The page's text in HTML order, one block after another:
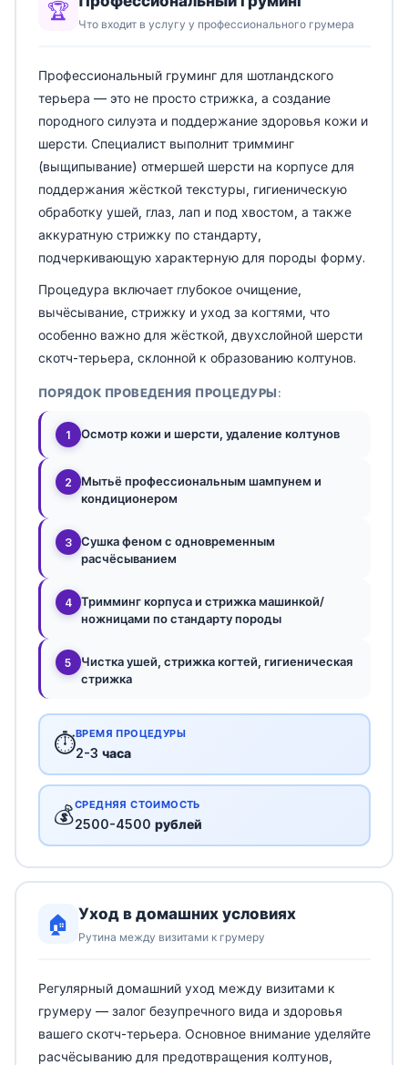
🏆
Что входит в услугу у профессионального грумера
Профессиональный груминг для шотландского
терьера — это не просто стрижка, а создание
породного силуэта и поддержание здоровья кожи и
шерсти. Специалист выполнит тримминг
(выщипывание) отмершей шерсти на корпусе для
поддержания жёсткой текстуры, гигиеническую
обработку ушей, глаз, лап и под хвостом, а также
аккуратную стрижку по стандарту,
подчеркивающую характерную для породы форму.
Процедура включает глубокое очищение,
вычёсывание, стрижку и уход за когтями, что
особенно важно для жёсткой, двухслойной шерсти
скотч-терьера, склонной к образованию колтунов.
ПОРЯДОК ПРОВЕДЕНИЯ ПРОЦЕДУРЫ:
1 Осмотр кожи и шерсти, удаление колтунов
2
Мытьё профессиональным шампунем и
кондиционером
3
Сушка феном с одновременным
расчёсыванием
4
Тримминг корпуса и стрижка машинкой/
ножницами по стандарту породы
5
Чистка ушей, стрижка когтей, гигиеническая
стрижка
⏱️ВРЕМЯ ПРОЦЕДУРЫ
2-3 часа
💰СРЕДНЯЯ СТОИМОСТЬ
2500-4500 рублей
🏠 Уход в домашних условиях
Рутина между визитами к грумеру
Регулярный домашний уход между визитами к
грумеру — залог безупречного вида и здоровья
вашего скотч-терьера. Основное внимание уделяйте
расчёсыванию для предотвращения колтунов,